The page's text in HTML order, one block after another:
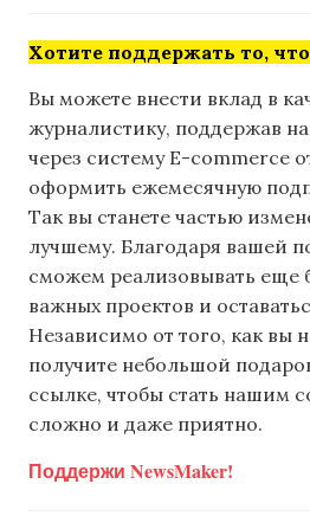
Хотите поддержать то,
Вы можете внести вклад в
журналистику, поддержав
через систему E-commerce
оформить ежемесячную
Так вы станете частью
лучшему. Благодаря вашей
сможем реализовывать еще
важных проектов и
Независимо от того, как вы
получите небольшой
ссылке, чтобы стать нашим
сложно и даже приятно.
Поддержи NewsMaker!